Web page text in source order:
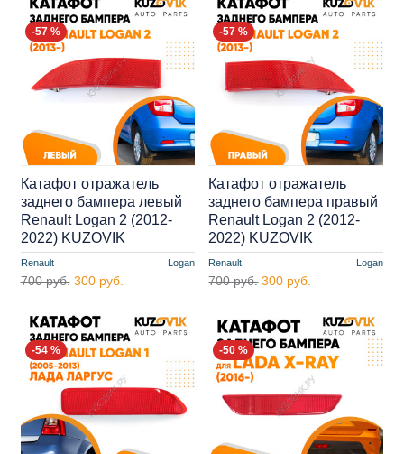
-57 %
Renault Logan
Катафот отражатель
заднего бампера левый
Renault Logan 2 (2012-
2022) KUZOVIK
700 руб. 300 руб.
-57 %
Renault Logan
Катафот отражатель
заднего бампера правый
Renault Logan 2 (2012-
2022) KUZOVIK
700 руб. 300 руб.
-54 % -50 %